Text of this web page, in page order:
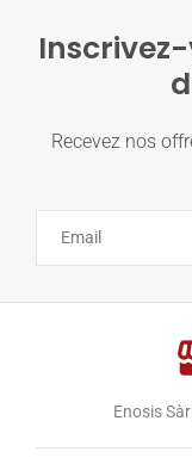
Inscrivez-
Recevez nos
Enosis